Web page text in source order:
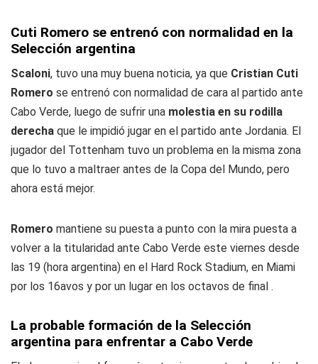
Cuti Romero se entrenó con normalidad en la
Selección argentina
Scaloni, tuvo una muy buena noticia, ya que Cristian Cuti
Romero se entrenó con normalidad de cara al partido ante
Cabo Verde, luego de sufrir una molestia en su rodilla
derecha que le impidió jugar en el partido ante Jordania. El
jugador del Tottenham tuvo un problema en la misma zona
que lo tuvo a maltraer antes de la Copa del Mundo, pero
ahora está mejor.
Romero mantiene su puesta a punto con la mira puesta a
volver a la titularidad ante Cabo Verde este viernes desde
las 19 (hora argentina) en el Hard Rock Stadium, en Miami
por los 16avos y por un lugar en los octavos de final .
La probable formación de la Selección
argentina para enfrentar a Cabo Verde